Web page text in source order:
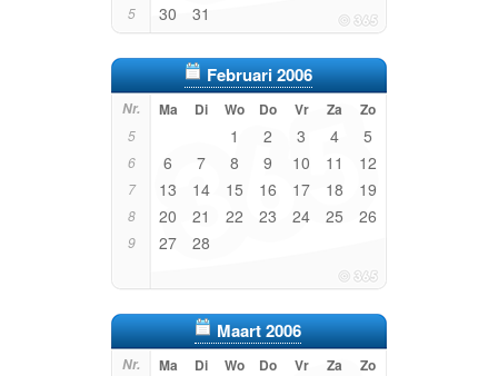
5 30 31
Februari 2006
Nr. Ma Di Wo Do Vr Za Zo
5 1 2 3 4 5
6 6 7 8 9 10 11 12
7 13 14 15 16 17 18 19
8 20 21 22 23 24 25 26
9 27 28
Maart 2006
Nr. Ma Di Wo Do Vr Za Zo